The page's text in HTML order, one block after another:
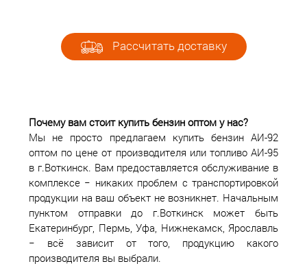
Рассчитать доставку
Почему вам стоит купить бензин оптом у нас?
Мы не просто предлагаем купить бензин АИ-92
оптом по цене от производителя или топливо АИ-95
в г.Воткинск. Вам предоставляется обслуживание в
комплексе − никаких проблем с транспортировкой
продукции на ваш объект не возникнет. Начальным
пунктом отправки до г.Воткинск может быть
Екатеринбург, Пермь, Уфа, Нижнекамск, Ярославль
− всё зависит от того, продукцию какого
производителя вы выбрали.